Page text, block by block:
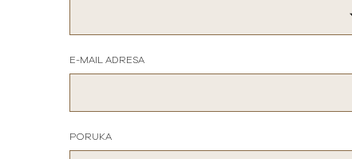
E-MAIL ADRESA
PORUKA